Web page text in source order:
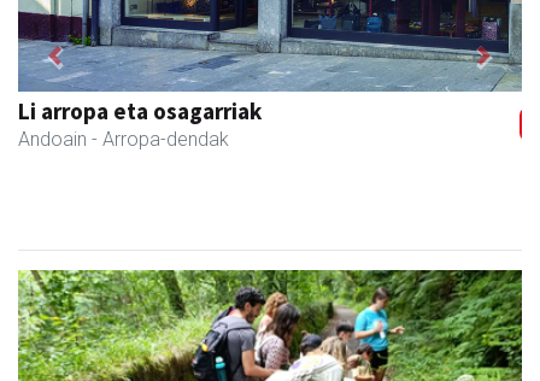
Li arropa eta osagarriak
Andoain - Arropa-dendak
Previous Next